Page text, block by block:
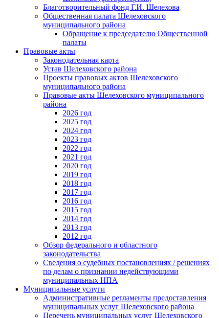
Благотворительный фонд Г.И. Шелехова
Общественная палата Шелеховского
муниципального района
Обращение к председателю Общественной
палаты
Правовые акты
Законодательная карта
Устав Шелеховского района
Проекты правовых актов Шелеховского
муниципального района
Правовые акты Шелеховского муниципального
района
2026 год
2025 год
2024 год
2023 год
2022 год
2021 год
2020 год
2019 год
2018 год
2017 год
2016 год
2015 год
2014 год
2013 год
2012 год
Обзор федерального и областного
законодательства
Сведения о судебных постановлениях / решениях
по делам о признании недействующими
муниципальных НПА
Муниципальные услуги
Административные регламенты предоставления
муниципальных услуг Шелеховского района
Перечень муниципальных услуг Шелеховского